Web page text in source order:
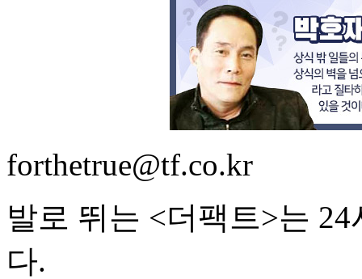
forthetrue@tf.co.kr
발로 뛰는 <더팩트>는
다.